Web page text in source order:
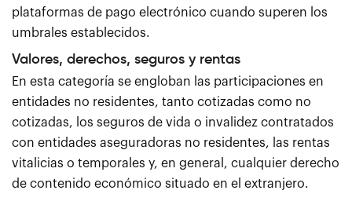
plataformas de pago electrónico cuando superen los
umbrales establecidos.
Valores, derechos, seguros y rentas
En esta categoría se engloban las participaciones en
entidades no residentes, tanto cotizadas como no
cotizadas, los seguros de vida o invalidez contratados
con entidades aseguradoras no residentes, las rentas
vitalicias o temporales y, en general, cualquier derecho
de contenido económico situado en el extranjero.